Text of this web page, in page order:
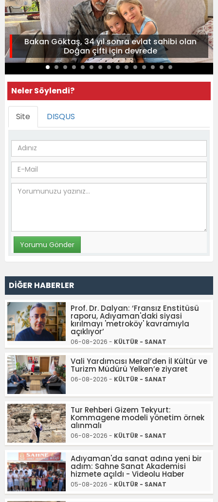
Bakan Göktaş, 34 yıl sonra evlat sahibi olan
Doğan çifti için devrede
Neler Söylendi?
Site DISQUS
DİĞER HABERLER
Prof. Dr. Dalyan: ‘Fransız Enstitüsü
raporu, Adıyaman'daki siyasi
kırılmayı 'metroköy' kavramıyla
açıklıyor’
06-08-2026 - KÜLTÜR - SANAT
Vali Yardımcısı Meral’den İl Kültür ve
Turizm Müdürü Yelken’e ziyaret
06-08-2026 - KÜLTÜR - SANAT
Tur Rehberi Gizem Tekyurt:
Kommagene modeli yönetim örnek
alınmalı
06-08-2026 - KÜLTÜR - SANAT
Adıyaman'da sanat adına yeni bir
adım: Sahne Sanat Akademisi
hizmete açıldı - Videolu Haber
05-08-2026 - KÜLTÜR - SANAT